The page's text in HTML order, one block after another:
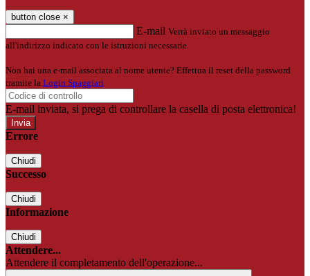
button close ×
E-mail Verrà inviato un messaggio
all'indirizzo indicato con le istruzioni necessarie.
Non hai una e-mail associata al nome utente? Effettua il reset della password
tramite la Login Spaggiari
E-mail inviata, si prega di controllare la casella di posta elettronica!
Errore
Chiudi
Successo
Chiudi
Informazione
Chiudi
Attendere...
Attendere il completamento dell'operazione...